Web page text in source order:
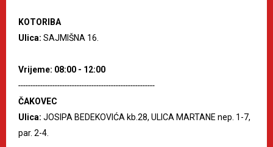
KOTORIBA
Ulica: SAJMIŠNA 16.
Vrijeme: 08:00 - 12:00
--------------------------------------------------------
ČAKOVEC
Ulica: JOSIPA BEDEKOVIĆA kb.28, ULICA MARTANE nep. 1-7,
par. 2-4.